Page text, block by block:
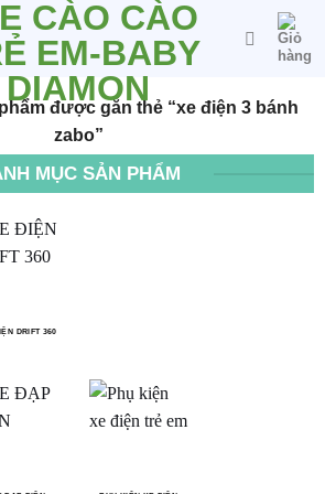
được gắn thẻ “xe điện 3 bánh
zabo”
MỤC SẢN PHẨM
DRIFT 360